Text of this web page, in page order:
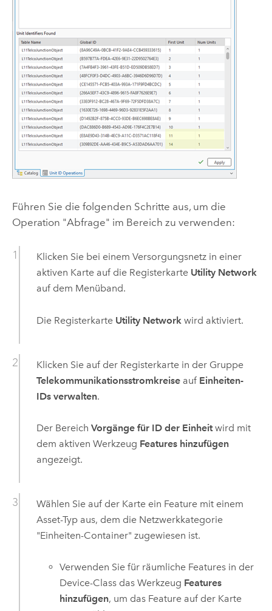
Führen Sie die folgenden Schritte aus, um die
Operation "Abfrage" im Bereich zu verwenden:
Klicken Sie bei einem Versorgungsnetz in einer
aktiven Karte auf die Registerkarte Utility Network
auf dem Menüband.
Die Registerkarte Utility Networkwird aktiviert.
Klicken Sie auf der Registerkarte in der Gruppe
Telekommunikationsstromkreiseauf Einheiten-
IDs verwalten.
Der Bereich Vorgänge für ID der Einheitwird mit
dem aktiven Werkzeug Features hinzufügen
angezeigt.
Wählen Sie auf der Karte ein Feature mit einem
Asset-Typ aus, dem die Netzwerkkategorie
"Einheiten-Container" zugewiesen ist.
Verwenden Sie für räumliche Features in der
Device-Class das Werkzeug Features
hinzufügen, um das Feature auf der Karte